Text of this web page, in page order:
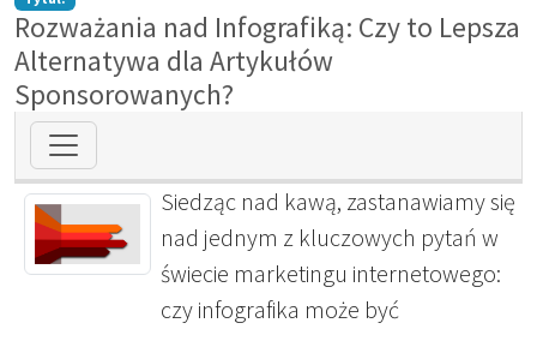
Rozważania nad Infografiką: Czy to Lepsza
Alternatywa dla Artykułów
Sponsorowanych?
Siedząc nad kawą, zastanawiamy się
nad jednym z kluczowych pytań w
świecie marketingu internetowego:
czy infografika może być